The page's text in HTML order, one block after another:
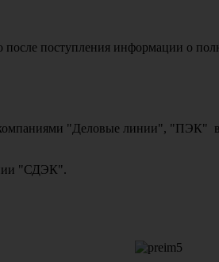
поступления информации о
компаниями "Деловые линии",
"СДЭК".